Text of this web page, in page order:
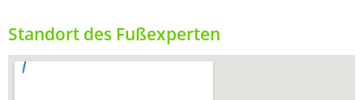
Standort des Fußexperten